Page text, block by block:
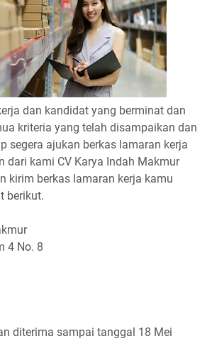
dan kandidat yang berminat dan
kriteria yang telah disampaikan dan
segera ajukan berkas lamaran kerja
dari kami CV Karya Indah Makmur
kirim berkas lamaran kerja kamu
berikut.
4 No. 8
diterima sampai tanggal 18 Mei